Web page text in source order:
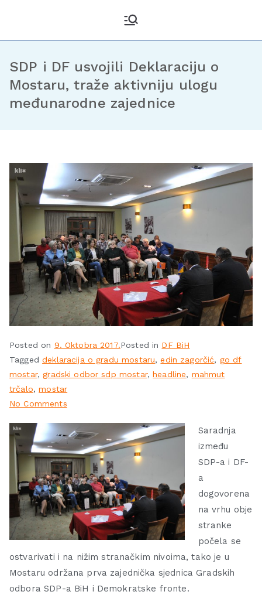
SDP i DF usvojili Deklaraciju o
Mostaru, traže aktivniju ulogu
međunarodne zajednice
Posted on 9. Oktobra 2017.Posted in DF BiH
Taggeddeklaracija o gradu mostaru,edin zagorčić, go df
mostar,gradski odbor sdp mostar,headline, mahmut
trčalo,mostar
No Comments
Saradnja
između
SDP-a i DF-
a
dogovorena
na vrhu obje
stranke
počela se
ostvarivati i na nižim stranačkim nivoima, tako je u
Mostaru održana prva zajednička sjednica Gradskih
odbora SDP-a BiH i Demokratske fronte.